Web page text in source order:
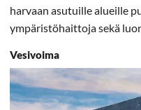
harvaan asutuille alueille
ympäristöhaittoja sekä
Vesivoima